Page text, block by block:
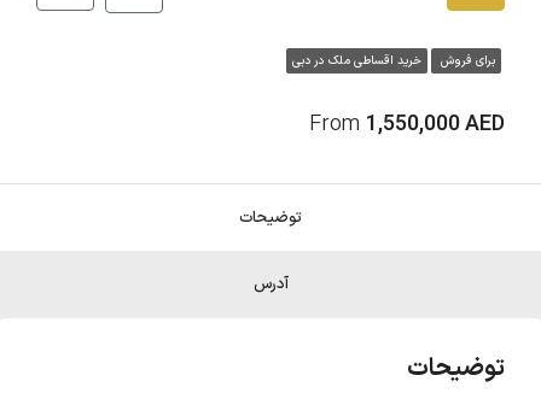
برای فروش خرید اقساطی ملک در دبی
From 1,550,000 AED
توضیحات
آدرس
توضیحات